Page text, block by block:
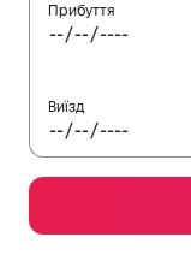
Прибуття
Виїзд